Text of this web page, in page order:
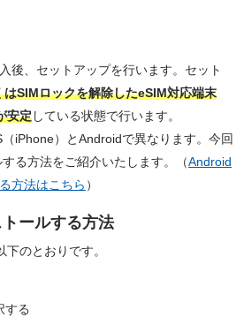
後、セットアップを行います。セット
はSIMロックを解除したeSIM対応端末
安定している状態で行います。
iPhone）とAndroidで異なります。今回
る方法をご紹介いたします。（Android
方法はこちら ）
ールする方法
のとおりです。
する